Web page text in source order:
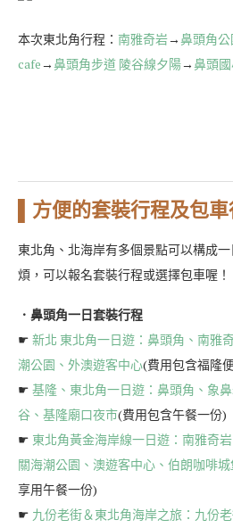
本次東北角行程： 南雅奇岩→鼻頭角公
cafe→鼻頭角步道 陵谷線夕陽→鼻頭
▌方便的套裝行程及包
東北角、北海岸有多個景點可以構成
煩，可以報名套裝行程或選擇包車喔！
．鼻頭角一日套裝行程
☛ 新北 東北角一日遊：鼻頭角、南雅
潮公園、外澳遊客中心(費用包含福隆
☛ 基隆、東北角一日遊：鼻頭角、象
谷、基隆廟口夜市(費用包含午餐一份)
☛ 東北角黃金海岸線一日遊：南雅奇
關海潮公園、澳遊客中心、伯朗咖啡城
享用午餐一份)
☛ 九份老街＆東北角海岸之旅：九份